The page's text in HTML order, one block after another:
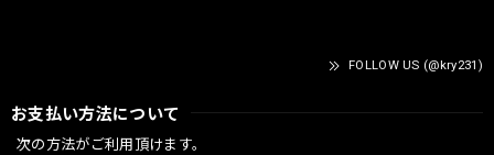
FOLLOW US (@kry231)
お支払い方法について
次の方法がご利用頂けます。